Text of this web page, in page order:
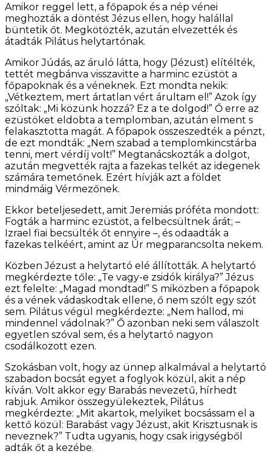
Amikor reggel lett, a főpapok és a nép vénei
meghozták a döntést Jézus ellen, hogy halállal
büntetik őt. Megkötözték, azután elvezették és
átadták Pilátus helytartónak.
Amikor Júdás, az áruló látta, hogy (Jézust) elítélték,
tettét megbánva visszavitte a harminc ezüstöt a
főpapoknak és a véneknek. Ezt mondta nekik:
„Vétkeztem, mert ártatlan vért árultam el!” Azok így
szóltak: „Mi közünk hozzá? Ez a te dolgod!” Ő erre az
ezüstöket eldobta a templomban, azután elment s
felakasztotta magát. A főpapok összeszedték a pénzt,
de ezt mondták: „Nem szabad a templomkincstárba
tenni, mert vérdíj volt!” Megtanácskozták a dolgot,
azután megvették rajta a fazekas telkét az idegenek
számára temetőnek. Ezért hívják azt a földet
mindmáig Vérmezőnek.
Ekkor beteljesedett, amit Jeremiás próféta mondott:
Fogták a harminc ezüstöt, a felbecsültnek árát; –
Izrael fiai becsülték őt ennyire –, és odaadták a
fazekas telkéért, amint az Úr megparancsolta nekem.
Közben Jézust a helytartó elé állították. A helytartó
megkérdezte tőle: „Te vagy-e zsidók királya?” Jézus
ezt felelte: „Magad mondtad!” S miközben a főpapok
és a vének vádaskodtak ellene, ő nem szólt egy szót
sem. Pilátus végül megkérdezte: „Nem hallod, mi
mindennel vádolnak?” Ő azonban neki sem válaszolt
egyetlen szóval sem, és a helytartó nagyon
csodálkozott ezen.
Szokásban volt, hogy az ünnep alkalmával a helytartó
szabadon bocsát egyet a foglyok közül, akit a nép
kíván. Volt akkor egy Barabás nevezetű, hírhedt
rabjuk. Amikor összegyülekeztek, Pilátus
megkérdezte: „Mit akartok, melyiket bocsássam el a
kettő közül: Barabást vagy Jézust, akit Krisztusnak is
neveznek?” Tudta ugyanis, hogy csak irigységből
adták őt a kezébe.